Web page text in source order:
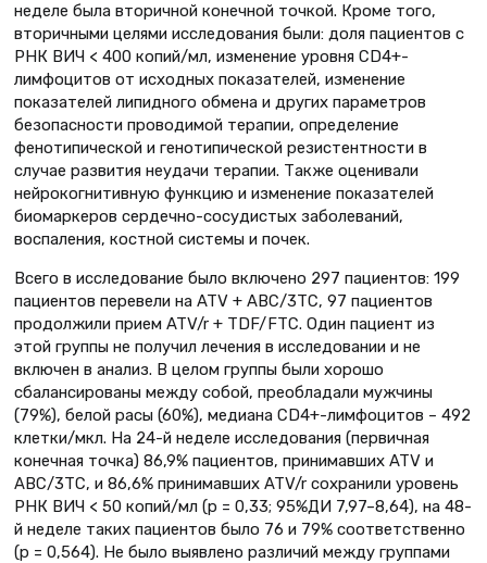
неделе была вторичной конечной точкой. Кроме того,
вторичными целями исследования были: доля пациентов с
РНК ВИЧ < 400 копий/мл, изменение уровня CD4+-
лимфоцитов от исходных показателей, изменение
показателей липидного обмена и других параметров
безопасности проводимой терапии, определение
фенотипической и генотипической резистентности в
случае развития неудачи терапии. Также оценивали
нейрокогнитивную функцию и изменение показателей
биомаркеров сердечно-сосудистых заболеваний,
воспаления, костной системы и почек.
Всего в исследование было включено 297 пациентов: 199
пациентов перевели на ATV + АВС/3ТС, 97 пациентов
продолжили прием ATV/r + TDF/FTC. Один пациент из
этой группы не получил лечения в исследовании и не
включен в анализ. В целом группы были хорошо
сбалансированы между собой, преобладали мужчины
(79%), белой расы (60%), медиана CD4+-лимфоцитов – 492
клетки/мкл. На 24-й неделе исследования (первичная
конечная точка) 86,9% пациентов, принимавших ATV и
АВС/3ТС, и 86,6% принимавших ATV/r сохранили уровень
РНК ВИЧ < 50 копий/мл (р = 0,33; 95%ДИ 7,97–8,64), на 48-
й неделе таких пациентов было 76 и 79% соответственно
(p = 0,564). Не было выявлено различий между группами